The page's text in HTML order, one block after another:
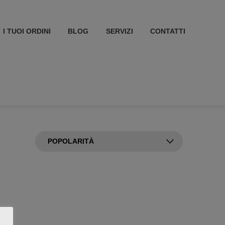
I TUOI ORDINI BLOG SERVIZI CONTATTI